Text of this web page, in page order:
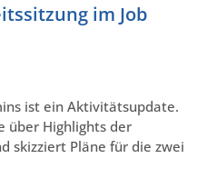
im Job
ist ein Aktivitätsupdate.
über Highlights der
skizziert Pläne für die zwei